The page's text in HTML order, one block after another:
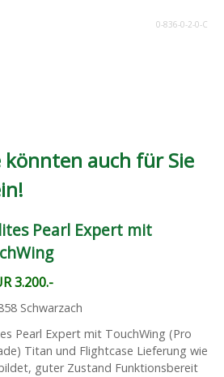
0-836-0-2-0-C
könnten auch für Sie
Pearl Expert mit
3.200.-
Schwarzach
Pearl Expert mit TouchWing (Pro
Titan und Flightcase Lieferung wie
guter Zustand Funktionsbereit